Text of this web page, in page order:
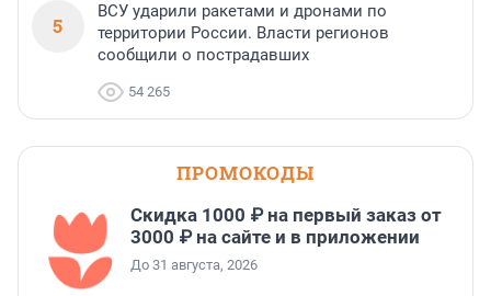
5
ВСУ ударили ракетами и дронами по
территории России. Власти регионов
сообщили о пострадавших
54 265
ПРОМОКОДЫ
Скидка 1000 ₽ на первый заказ от
3000 ₽ на сайте и в приложении
До 31 августа, 2026